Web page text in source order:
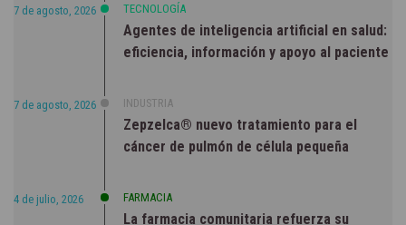
7 de agosto, 2026 TECNOLOGÍA
Agentes de inteligencia artificial en salud:
eficiencia, información y apoyo al paciente
7 de agosto, 2026 INDUSTRIA
Zepzelca® nuevo tratamiento para el
cáncer de pulmón de célula pequeña
4 de julio, 2026 FARMACIA
La farmacia comunitaria refuerza su